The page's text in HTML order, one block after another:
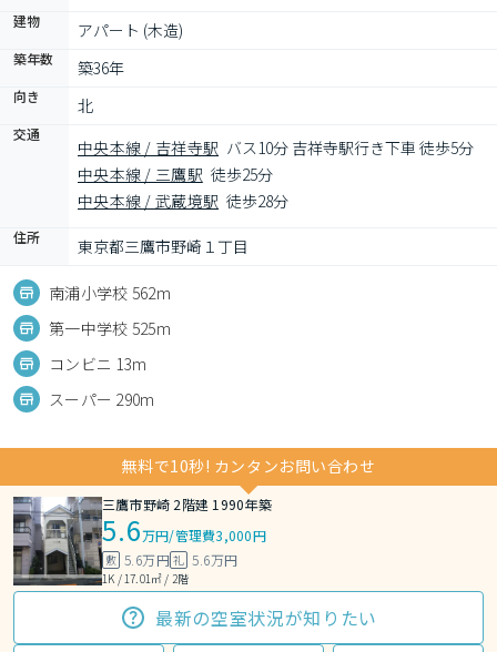
建物 アパート (木造)
築年数 築36年
向き 北
交通
中央本線 / 吉祥寺駅 バス10分 吉祥寺駅行き下車 徒歩5分
中央本線 / 三鷹駅 徒歩25分
中央本線 / 武蔵境駅 徒歩28分
住所 東京都三鷹市野崎１丁目
南浦小学校 562m
第一中学校 525m
コンビニ 13m
スーパー 290m
無料で10秒! カンタンお問い合わせ
三鷹市野崎 2階建 1990年築
5.6万円/管理費3,000円
敷 5.6万円礼 5.6万円
1K / 17.01㎡ / 2階
最新の空室状況が知りたい